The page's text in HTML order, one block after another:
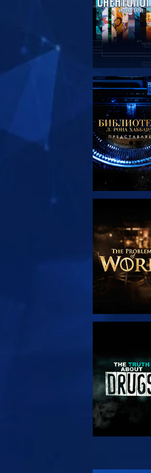
СМОТРЕТЬ
ПЕРЕДАЧИ
СМОТРЕТЬ
ПЕРЕДАЧИ